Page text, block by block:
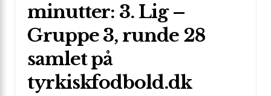
minutter: 3. Lig –
Gruppe 3, runde 28
samlet på
tyrkiskfodbold.dk